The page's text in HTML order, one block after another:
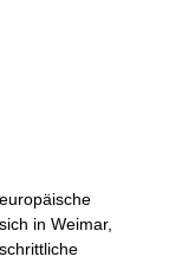
in Weimar,